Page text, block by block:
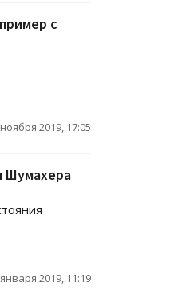
с
2019, 17:05
Шумахера
2019, 11:19